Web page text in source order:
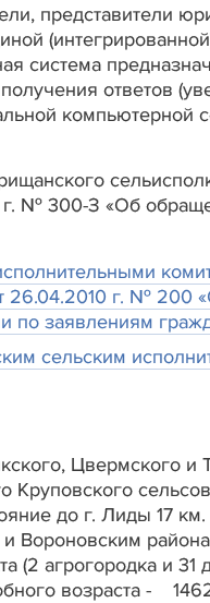
представители
система
ответов
компьютерной
г. № 300-З «Об
26.04.2010 г. № 200
по заявлениям
сельским
Цвермского и
Круповского
до г. Лиды 17
(2 агрогородка и
возраста -